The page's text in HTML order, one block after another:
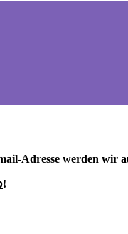
Adresse werden wir
!